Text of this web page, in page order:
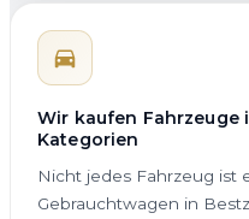
Wir kaufen Fahrzeuge
Kategorien
Nicht jedes Fahrzeug ist
Gebrauchtwagen in